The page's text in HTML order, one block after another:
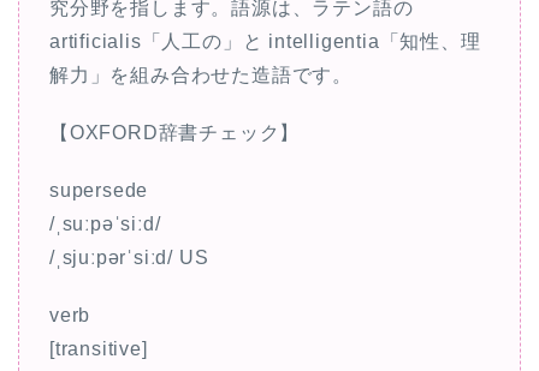
究分野を指します。語源は、ラテン語の
artificialis「人工の」と intelligentia「知性、理
解力」を組み合わせた造語です。
【OXFORD辞書チェック】
supersede
/ˌsuːpəˈsiːd/
/ˌsjuːpərˈsiːd/ US
verb
[transitive]